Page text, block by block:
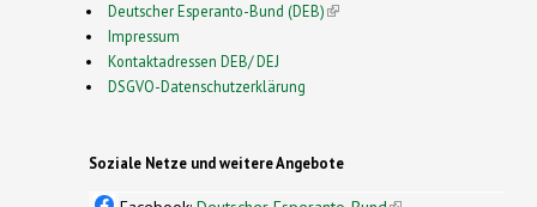
Deutscher Esperanto-Bund (DEB)(link is external)
Impressum
Kontaktadressen DEB/ DEJ
DSGVO-Datenschutzerklärung
Soziale Netze und weitere Angebote